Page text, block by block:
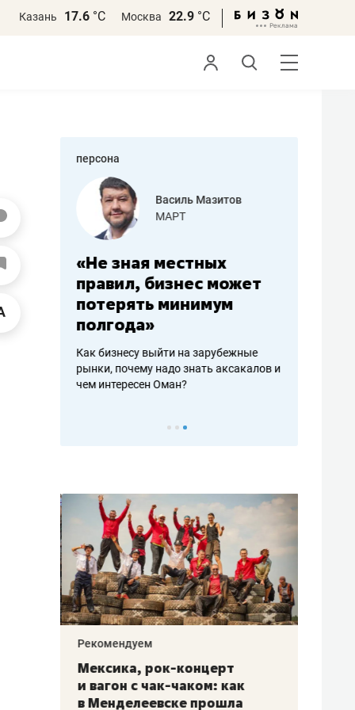
Казань 17.6 °С Москва 22.9 °С
персона
работа
Василь Мазитов
МАРТ
«Не зная местных
правил, бизнес может
потерять минимум
полгода»
Как бизнесу выйти на зарубежные
рынки, почему надо знать аксакалов и
чем интересен Оман?
Рекомендуем
Мексика, рок-концерт
и вагон с чак-чаком: как
в Менделеевске прошла